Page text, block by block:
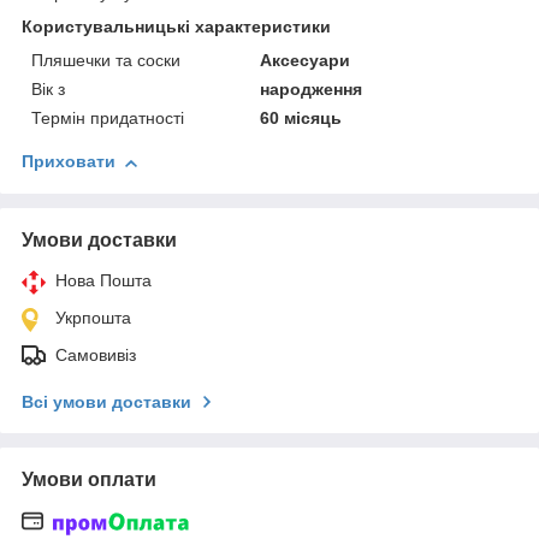
Користувальницькі характеристики
Пляшечки та соски
Аксесуари
Вік з
народження
Термін придатності
60 місяць
Приховати
Умови доставки
Нова Пошта
Укрпошта
Самовивіз
Всі умови доставки
Умови оплати